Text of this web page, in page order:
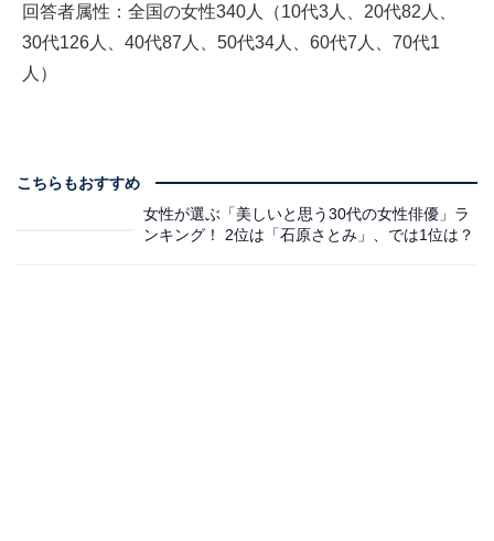
回答者属性：全国の女性340人（10代3人、20代82人、
30代126人、40代87人、50代34人、60代7人、70代1
人）
こちらもおすすめ
女性が選ぶ「美しいと思う30代の女性俳優」ラ
ンキング！ 2位は「石原さとみ」、では1位は？